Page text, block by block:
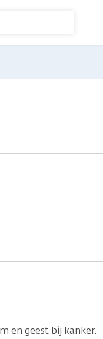
en geest bij kanker.